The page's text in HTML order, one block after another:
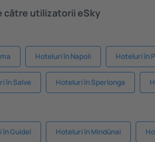
către utilizatorii eSky
Hoteluri în Napoli Hoteluri în
în Salve Hoteluri în Sperlonga
în Guidel Hoteluri în Mindūnai